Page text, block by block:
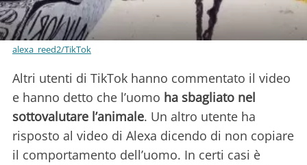
alexa_reed2/TikTok
Altri utenti di TikTok hanno commentato il video
e hanno detto che l’uomo ha sbagliato nel
sottovalutare l’animale. Un altro utente ha
risposto al video di Alexa dicendo di non copiare
il comportamento dell’uomo. In certi casi è